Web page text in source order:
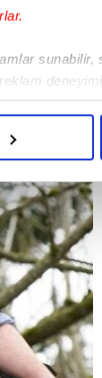
sunabilir,
noktada,
ve üçüncü
çerezler
ve
rızanız